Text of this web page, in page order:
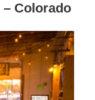
– Colorado